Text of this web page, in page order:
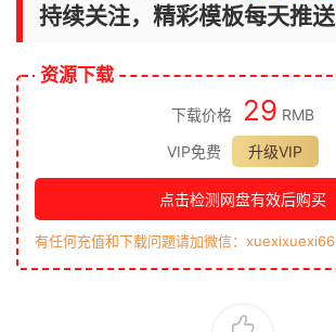
持续关注，精彩模板每天推送
资源下载
下载价格 29 RMB
VIP免费
升级VIP
点击检测网盘有效后购买
有任何充值和下载问题请加微信：xuexixuexi66